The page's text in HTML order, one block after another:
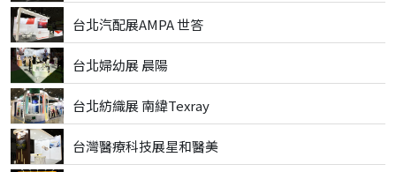
台北汽配展AMPA 世答
台北婦幼展 晨陽
台北紡織展 南緯Texray
台灣醫療科技展星和醫美